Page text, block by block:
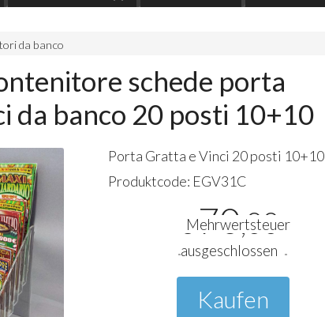
da banco
schede porta
da banco 20 posti 10+10
Porta Gratta e Vinci 20 posti 10+10
Produktcode: EGV31C
€70,00
Mehrwertsteuer
ausgeschlossen
Kaufen